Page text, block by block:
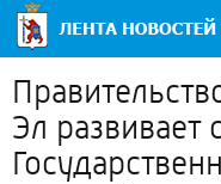
Эл развивает